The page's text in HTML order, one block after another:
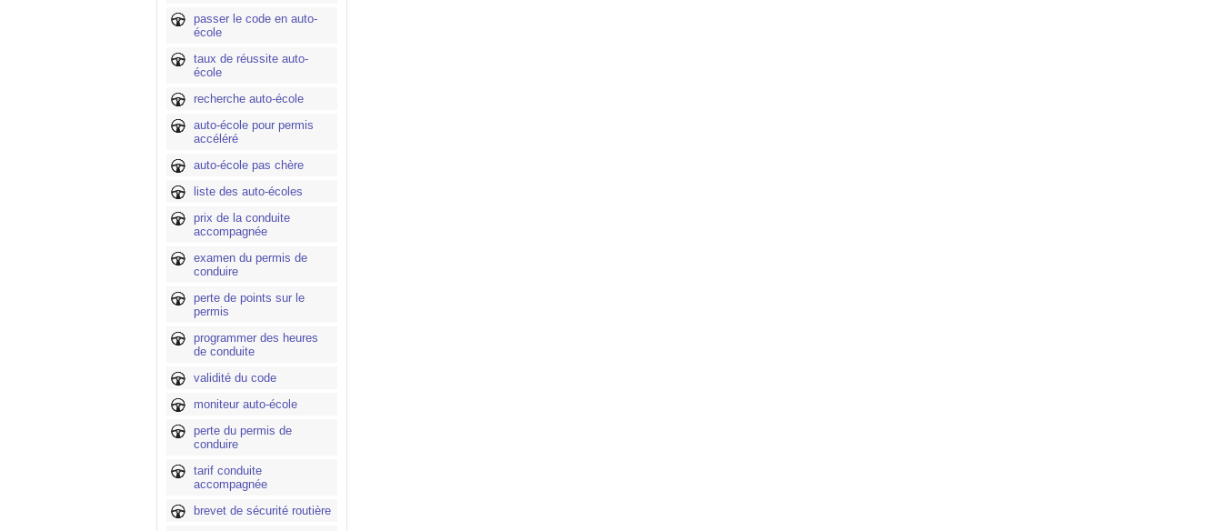
passer le code en auto-
école
taux de réussite auto-
école
recherche auto-école
auto-école pour permis
accéléré
auto-école pas chère
liste des auto-écoles
prix de la conduite
accompagnée
examen du permis de
conduire
perte de points sur le
permis
programmer des heures
de conduite
validité du code
moniteur auto-école
perte du permis de
conduire
tarif conduite
accompagnée
brevet de sécurité routière